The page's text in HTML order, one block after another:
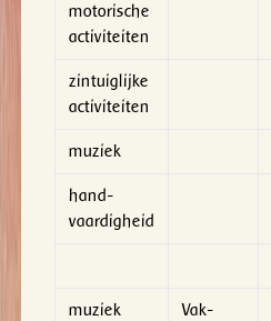
motorische
activiteiten
zintuiglijke
activiteiten
muziek
hand-
vaardigheid
muziek
Vak-